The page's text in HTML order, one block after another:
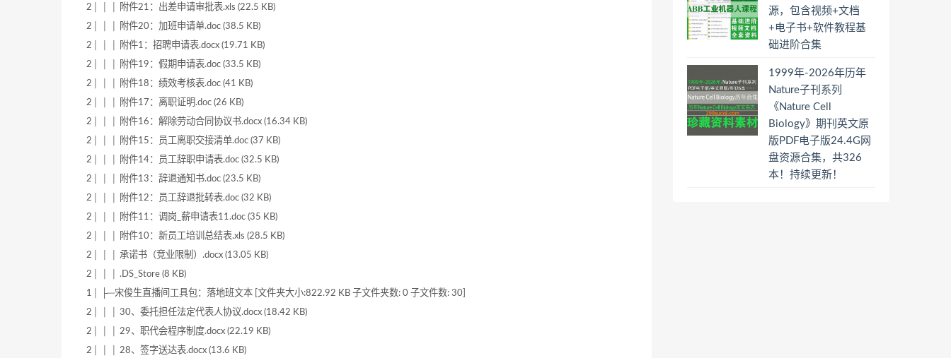
2│ │ │ 附件21：出差申请审批表.xls (22.5 KB)
2│ │ │ 附件20：加班申请单.doc (38.5 KB)
2│ │ │ 附件1：招聘申请表.docx (19.71 KB)
2│ │ │ 附件19：假期申请表.doc (33.5 KB)
2│ │ │ 附件18：绩效考核表.doc (41 KB)
2│ │ │ 附件17：离职证明.doc (26 KB)
2│ │ │ 附件16：解除劳动合同协议书.docx (16.34 KB)
2│ │ │ 附件15：员工离职交接清单.doc (37 KB)
2│ │ │ 附件14：员工辞职申请表.doc (32.5 KB)
2│ │ │ 附件13：辞退通知书.doc (23.5 KB)
2│ │ │ 附件12：员工辞退批转表.doc (32 KB)
2│ │ │ 附件11：调岗_薪申请表11.doc (35 KB)
2│ │ │ 附件10：新员工培训总结表.xls (28.5 KB)
2│ │ │ 承诺书（竞业限制）.docx (13.05 KB)
2│ │ │ .DS_Store (8 KB)
1│ ├─宋俊生直播间工具包：落地班文本 [文件夹大小:822.92 KB 子文件夹数: 0 子文件数: 30]
2│ │ │ 30、委托担任法定代表人协议.docx (18.42 KB)
2│ │ │ 29、职代会程序制度.docx (22.19 KB)
2│ │ │ 28、签字送达表.docx (13.6 KB)
源，包含视频+文档
+电子书+软件教程基
础进阶合集
1999年-2026年历年
Nature子刊系列
《Nature Cell
Biology》期刊英文原
版PDF电子版24.4G网
盘资源合集，共326
本！持续更新！